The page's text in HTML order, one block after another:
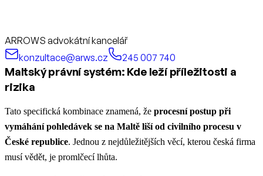
ARROWS advokátní kancelář
konzultace@arws.cz
245 007 740
Maltský právní systém: Kde leží příležitosti a
rizika
Tato specifická kombinace znamená, že procesní postup při
vymáhání pohledávek se na Maltě liší od civilního procesu v
České republice. Jednou z nejdůležitějších věcí, kterou česká firma
musí vědět, je promlčecí lhůta.